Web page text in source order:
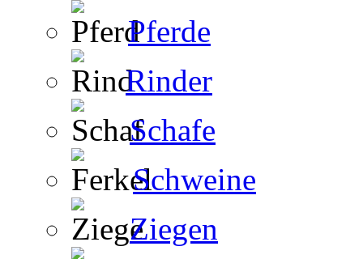
Pferde
Rinder
Schafe
Schweine
Ziegen